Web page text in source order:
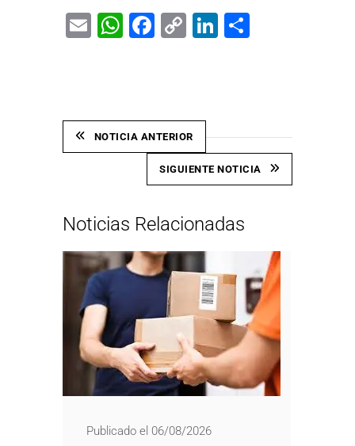
EmailWhatsApp
Facebook
CopyLinkedIn
NOTICIA ANTERIOR
SIGUIENTE NOTICIA
Noticias Relacionadas
Publicado el 06/08/2026